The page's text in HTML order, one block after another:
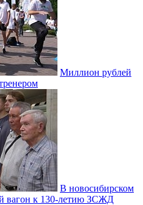
Миллион рублей
В новосибирском
вагон к 130-летию ЗСЖД